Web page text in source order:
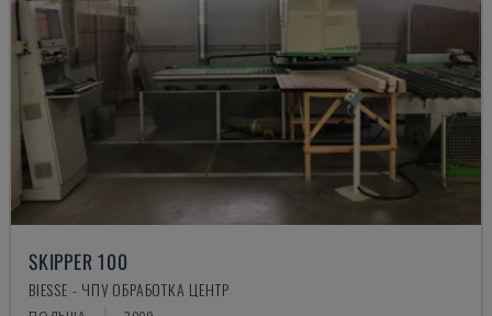
SKIPPER 100
BIESSE - ЧПУ ОБРАБОТКА ЦЕНТР